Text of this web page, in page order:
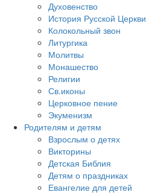
Духовенство
История Русской Церкви
Колокольный звон
Литургика
Молитвы
Монашество
Религии
Св.иконы
Церковное пение
Экуменизм
Родителям и детям
Взрослым о детях
Викторины
Детская Библия
Детям о праздниках
Евангелие для детей